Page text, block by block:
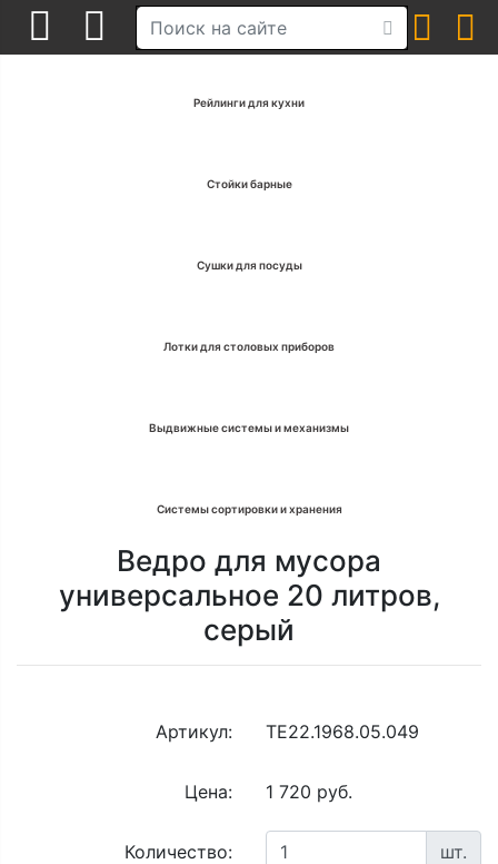
Рейлинги для кухни
Стойки барные
Сушки для посуды
Лотки для столовых приборов
Выдвижные системы и механизмы
Системы сортировки и хранения
Ведро для мусора
универсальное 20 литров,
серый
Артикул: TE22.1968.05.049
Цена: 1 720 руб.
Количество: шт.